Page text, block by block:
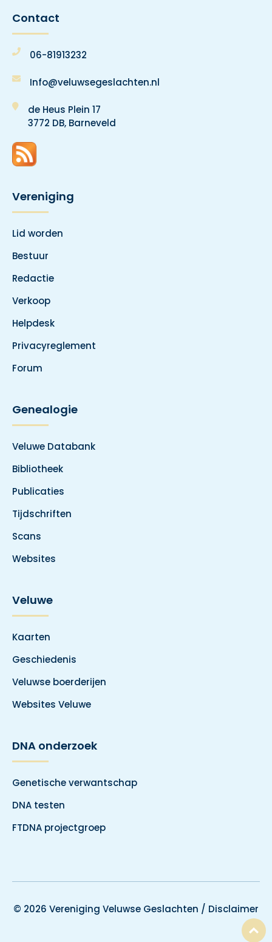
Contact
06-81913232
Info@veluwsegeslachten.nl
de Heus Plein 17
3772 DB, Barneveld
Vereniging
Lid worden
Bestuur
Redactie
Verkoop
Helpdesk
Privacyreglement
Forum
Genealogie
Veluwe Databank
Bibliotheek
Publicaties
Tijdschriften
Scans
Websites
Veluwe
Kaarten
Geschiedenis
Veluwse boerderijen
Websites Veluwe
DNA onderzoek
Genetische verwantschap
DNA testen
FTDNA projectgroep
© 2026 Vereniging Veluwse Geslachten / Disclaimer